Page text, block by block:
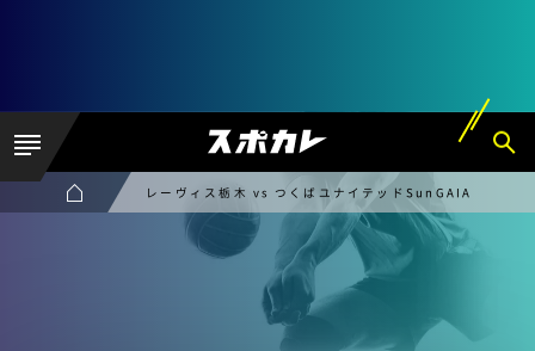
レーヴィス栃木 vs つくばユナイテッドSunGAIA